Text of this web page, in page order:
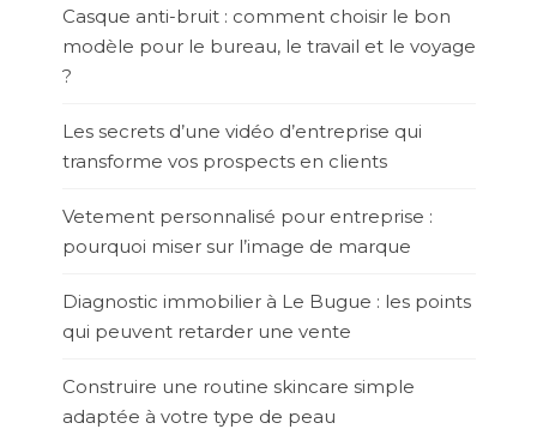
Casque anti-bruit : comment choisir le bon
modèle pour le bureau, le travail et le voyage
?
Les secrets d’une vidéo d’entreprise qui
transforme vos prospects en clients
Vetement personnalisé pour entreprise :
pourquoi miser sur l’image de marque
Diagnostic immobilier à Le Bugue : les points
qui peuvent retarder une vente
Construire une routine skincare simple
adaptée à votre type de peau